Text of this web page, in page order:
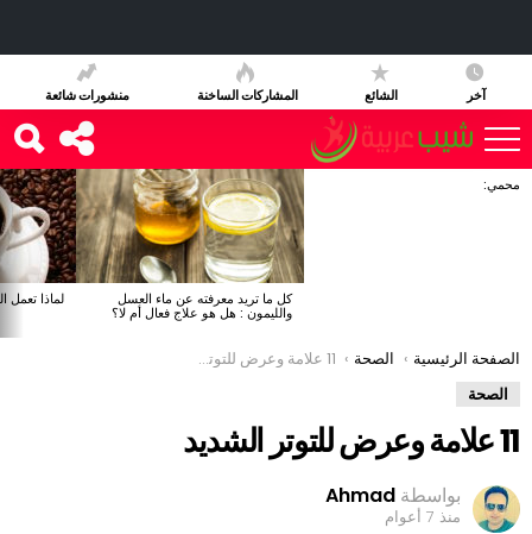
آخر الشائع المشاركات الساخنة منشورات شائعة
آخر
محمي:
كل ما تريد معرفته عن ماء العسل
والليمون : هل هو علاج فعال أم لا؟
لماذا تعمل
You are here:
الصفحة الرئيسية الصحة
11 علامة وعرض للتوتر الشديد
الصحة
11 علامة وعرض للتوتر الشديد
بواسطة Ahmad
منذ 7 أعوام